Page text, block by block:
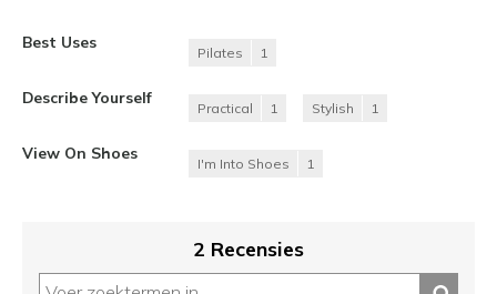
Best Uses
Pilates 1
Describe Yourself
Practical 1 Stylish 1
View On Shoes
I'm Into Shoes 1
2 Recensies